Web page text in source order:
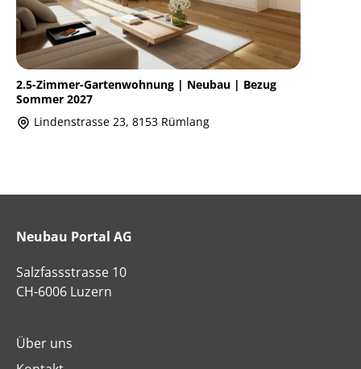
2.5-Zimmer-Gartenwohnung | Neubau | Bezug
Sommer 2027
Lindenstrasse 23, 8153 Rümlang
Neubau Portal AG
Salzfassstrasse 10
CH-6006 Luzern
Über uns